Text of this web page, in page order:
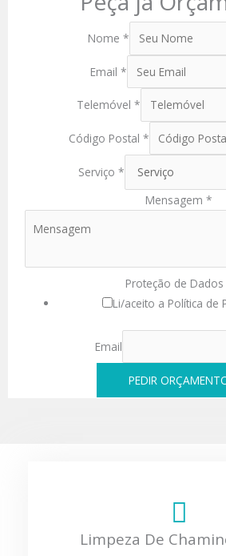
Nome*
Email*
Telemóvel*
Código Postal *
Serviço*
Mensagem *
Proteção de Dados
Li/aceito a Política de
Email
PEDIR
Limpeza De